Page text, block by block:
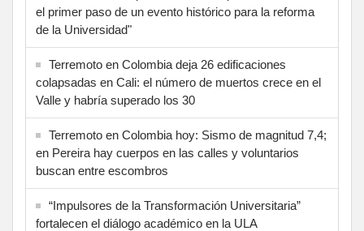
el primer paso de un evento histórico para la reforma
de la Universidad"
Terremoto en Colombia deja 26 edificaciones
colapsadas en Cali: el número de muertos crece en el
Valle y habría superado los 30
Terremoto en Colombia hoy: Sismo de magnitud 7,4;
en Pereira hay cuerpos en las calles y voluntarios
buscan entre escombros
“Impulsores de la Transformación Universitaria”
fortalecen el diálogo académico en la ULA